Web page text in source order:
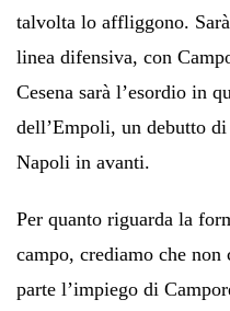
talvolta lo affliggono.
linea difensiva, con
Cesena sarà l’esordio in
dell’Empoli, un debutto
Napoli in avanti.
Per quanto riguarda la
campo, crediamo che non
parte l’impiego di